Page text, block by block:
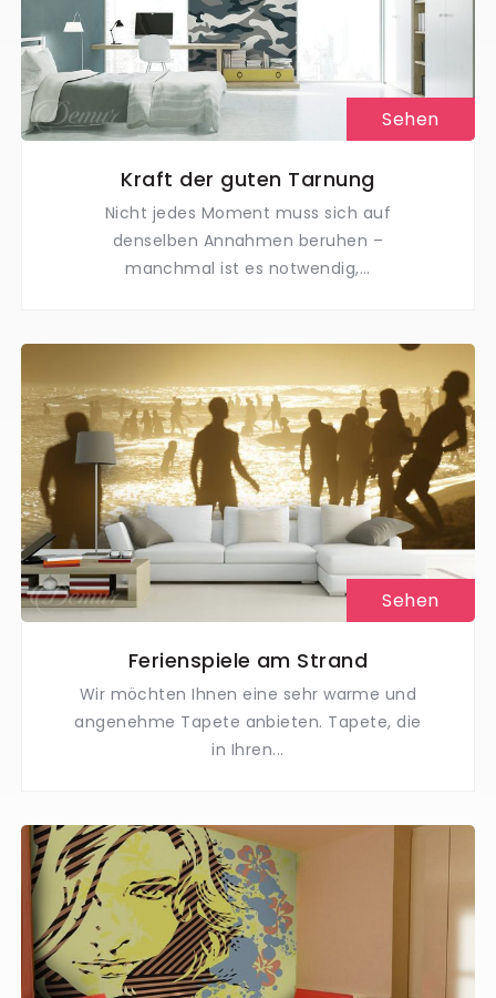
Sehen
Kraft der guten Tarnung
Nicht jedes Moment muss sich auf
denselben Annahmen beruhen –
manchmal ist es notwendig,...
Sehen
Ferienspiele am Strand
Wir möchten Ihnen eine sehr warme und
angenehme Tapete anbieten. Tapete, die
in Ihren...